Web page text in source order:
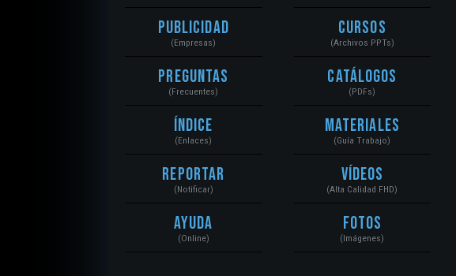
Publicidad
(Empresas)
Preguntas
(Frecuentes)
Índice
(Enlaces)
Reportar
(Notificar)
Ayuda
(Online)
Cursos
(Archivos PPTs)
Catálogos
(PDFs)
Materiales
(Guía Trabajo)
Vídeos
(Alta Calidad FHD)
Fotos
(Imágenes)